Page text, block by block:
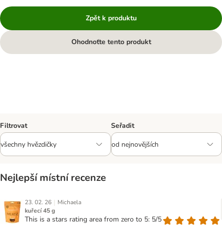
Zpět k produktu
Ohodnoťte tento produkt
Filtrovat Seřadit
Nejlepší místní recenze
23. 02. 26 | Michaela
kuřecí 45 g
This is a stars rating area from zero to 5: 5/5